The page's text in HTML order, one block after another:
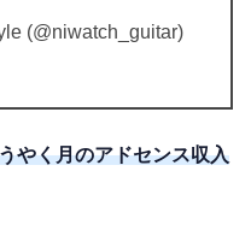
(@niwatch_guitar)
やく月のアドセンス収入